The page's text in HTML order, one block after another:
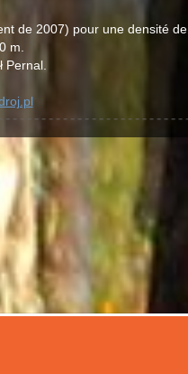
de 2007) pour une densité de
m.
Pernal.